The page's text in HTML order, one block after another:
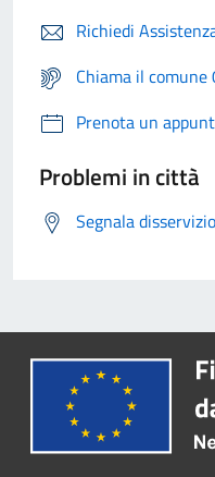
Richiedi
Chiama il
Prenota un
Problemi in città
Segnala disservizio